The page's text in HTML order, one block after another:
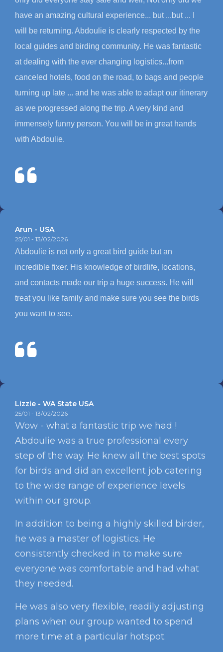
have an amazing cultural experience... but ...but ... I
will be returning. Abdoulie is clearly respected by the
local guides and birding community. He was fantastic
at dealing with the ever changing logistics...from
canceled hotels, food on the road, to bags and people
turning up late ... and he was able to adapt our itinerary
as we progressed along the trip. A very kind and
immensely funny person. You will be in great hands
with Abdoulie.
Arun - USA
25/01 - 13/02/2026
Abdoulie is not only a great bird guide but an
incredible fixer. His knowledge of birdlife, locations,
and contacts made our trip a huge success. He will
treat you like family and make sure you see the birds
you want to see.
Lizzie - WA State USA
25/01 - 13/02/2026
Wow - what a fantastic trip we had !
Abdoulie was a true professional every
step of the way. He knew all the best spots
for birds and did an excellent job catering
to the wide range of experience levels
within our group.
In addition to being a highly skilled birder,
he was a master of logistics. He
consistently checked in to make sure
everyone was comfortable and had what
they needed.
He was also very flexible, readily adjusting
plans when our group wanted to spend
more time at a particular hotspot.